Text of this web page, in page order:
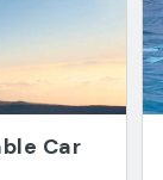
Car